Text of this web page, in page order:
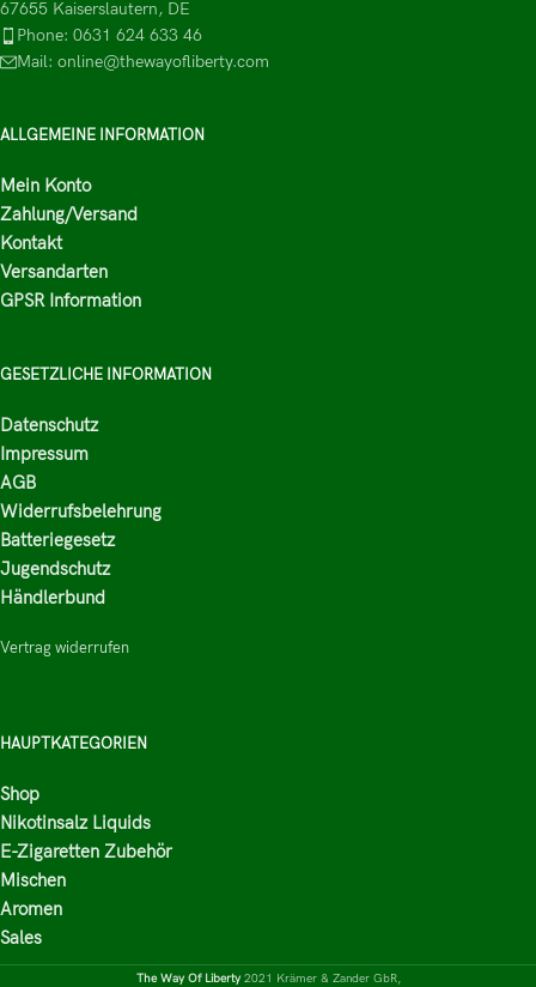
67655 Kaiserslautern, DE
Phone: 0631 624 633 46
Mail: online@thewayofliberty.com
ALLGEMEINE INFORMATION
Mein Konto
Zahlung/Versand
Kontakt
Versandarten
GPSR Information
GESETZLICHE INFORMATION
Datenschutz
Impressum
AGB
Widerrufsbelehrung
Batteriegesetz
Jugendschutz
Händlerbund
Vertrag widerrufen
HAUPTKATEGORIEN
Shop
Nikotinsalz Liquids
E-Zigaretten Zubehör
Mischen
Aromen
Sales
The Way Of Liberty 2021 Krämer & Zander GbR,